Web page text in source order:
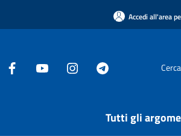
Accedi all'area
Cerca
Tutti gli